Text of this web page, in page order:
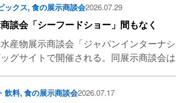
ックス,食の展示商談会2026.07.29
談会「シーフードショー」間もなく
産物展示商談会「ジャパンインターナ
グサイトで開催される。同展示商談
飲料,食の展示商談会2026.07.17